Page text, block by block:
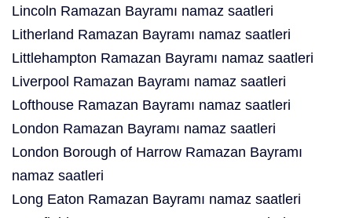
Lincoln Ramazan Bayramı namaz saatleri
Litherland Ramazan Bayramı namaz saatleri
Littlehampton Ramazan Bayramı namaz saatleri
Liverpool Ramazan Bayramı namaz saatleri
Lofthouse Ramazan Bayramı namaz saatleri
London Ramazan Bayramı namaz saatleri
London Borough of Harrow Ramazan Bayramı
namaz saatleri
Long Eaton Ramazan Bayramı namaz saatleri